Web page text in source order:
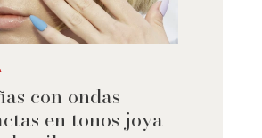
con ondas
en tonos joya